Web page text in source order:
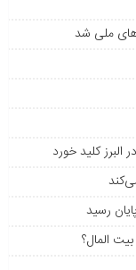
کلید خورد
رسید
المال؟